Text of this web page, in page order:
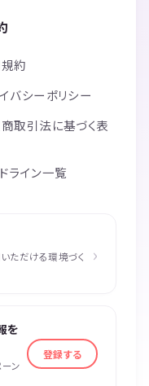
約
バシーポリシー
取引法に基づく表
ライン一覧
ただける環境づく
›
を
ン
登録する